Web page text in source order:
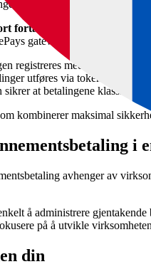
kalles Merchant-Initiated
fortalt
gateway alle PSD2-krav
registreres med full SCA-
utføres via tokenisering,
sikrer at betalingene
kombinerer maksimal
i
avhenger av
å administrere
på å utvikle
din